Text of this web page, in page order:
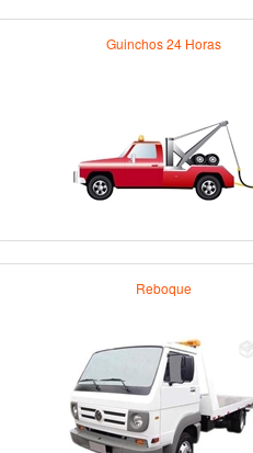
Guinchos 24 Horas
Reboque